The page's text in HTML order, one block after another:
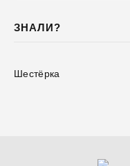
ЗНАЛИ?
Шестёрка